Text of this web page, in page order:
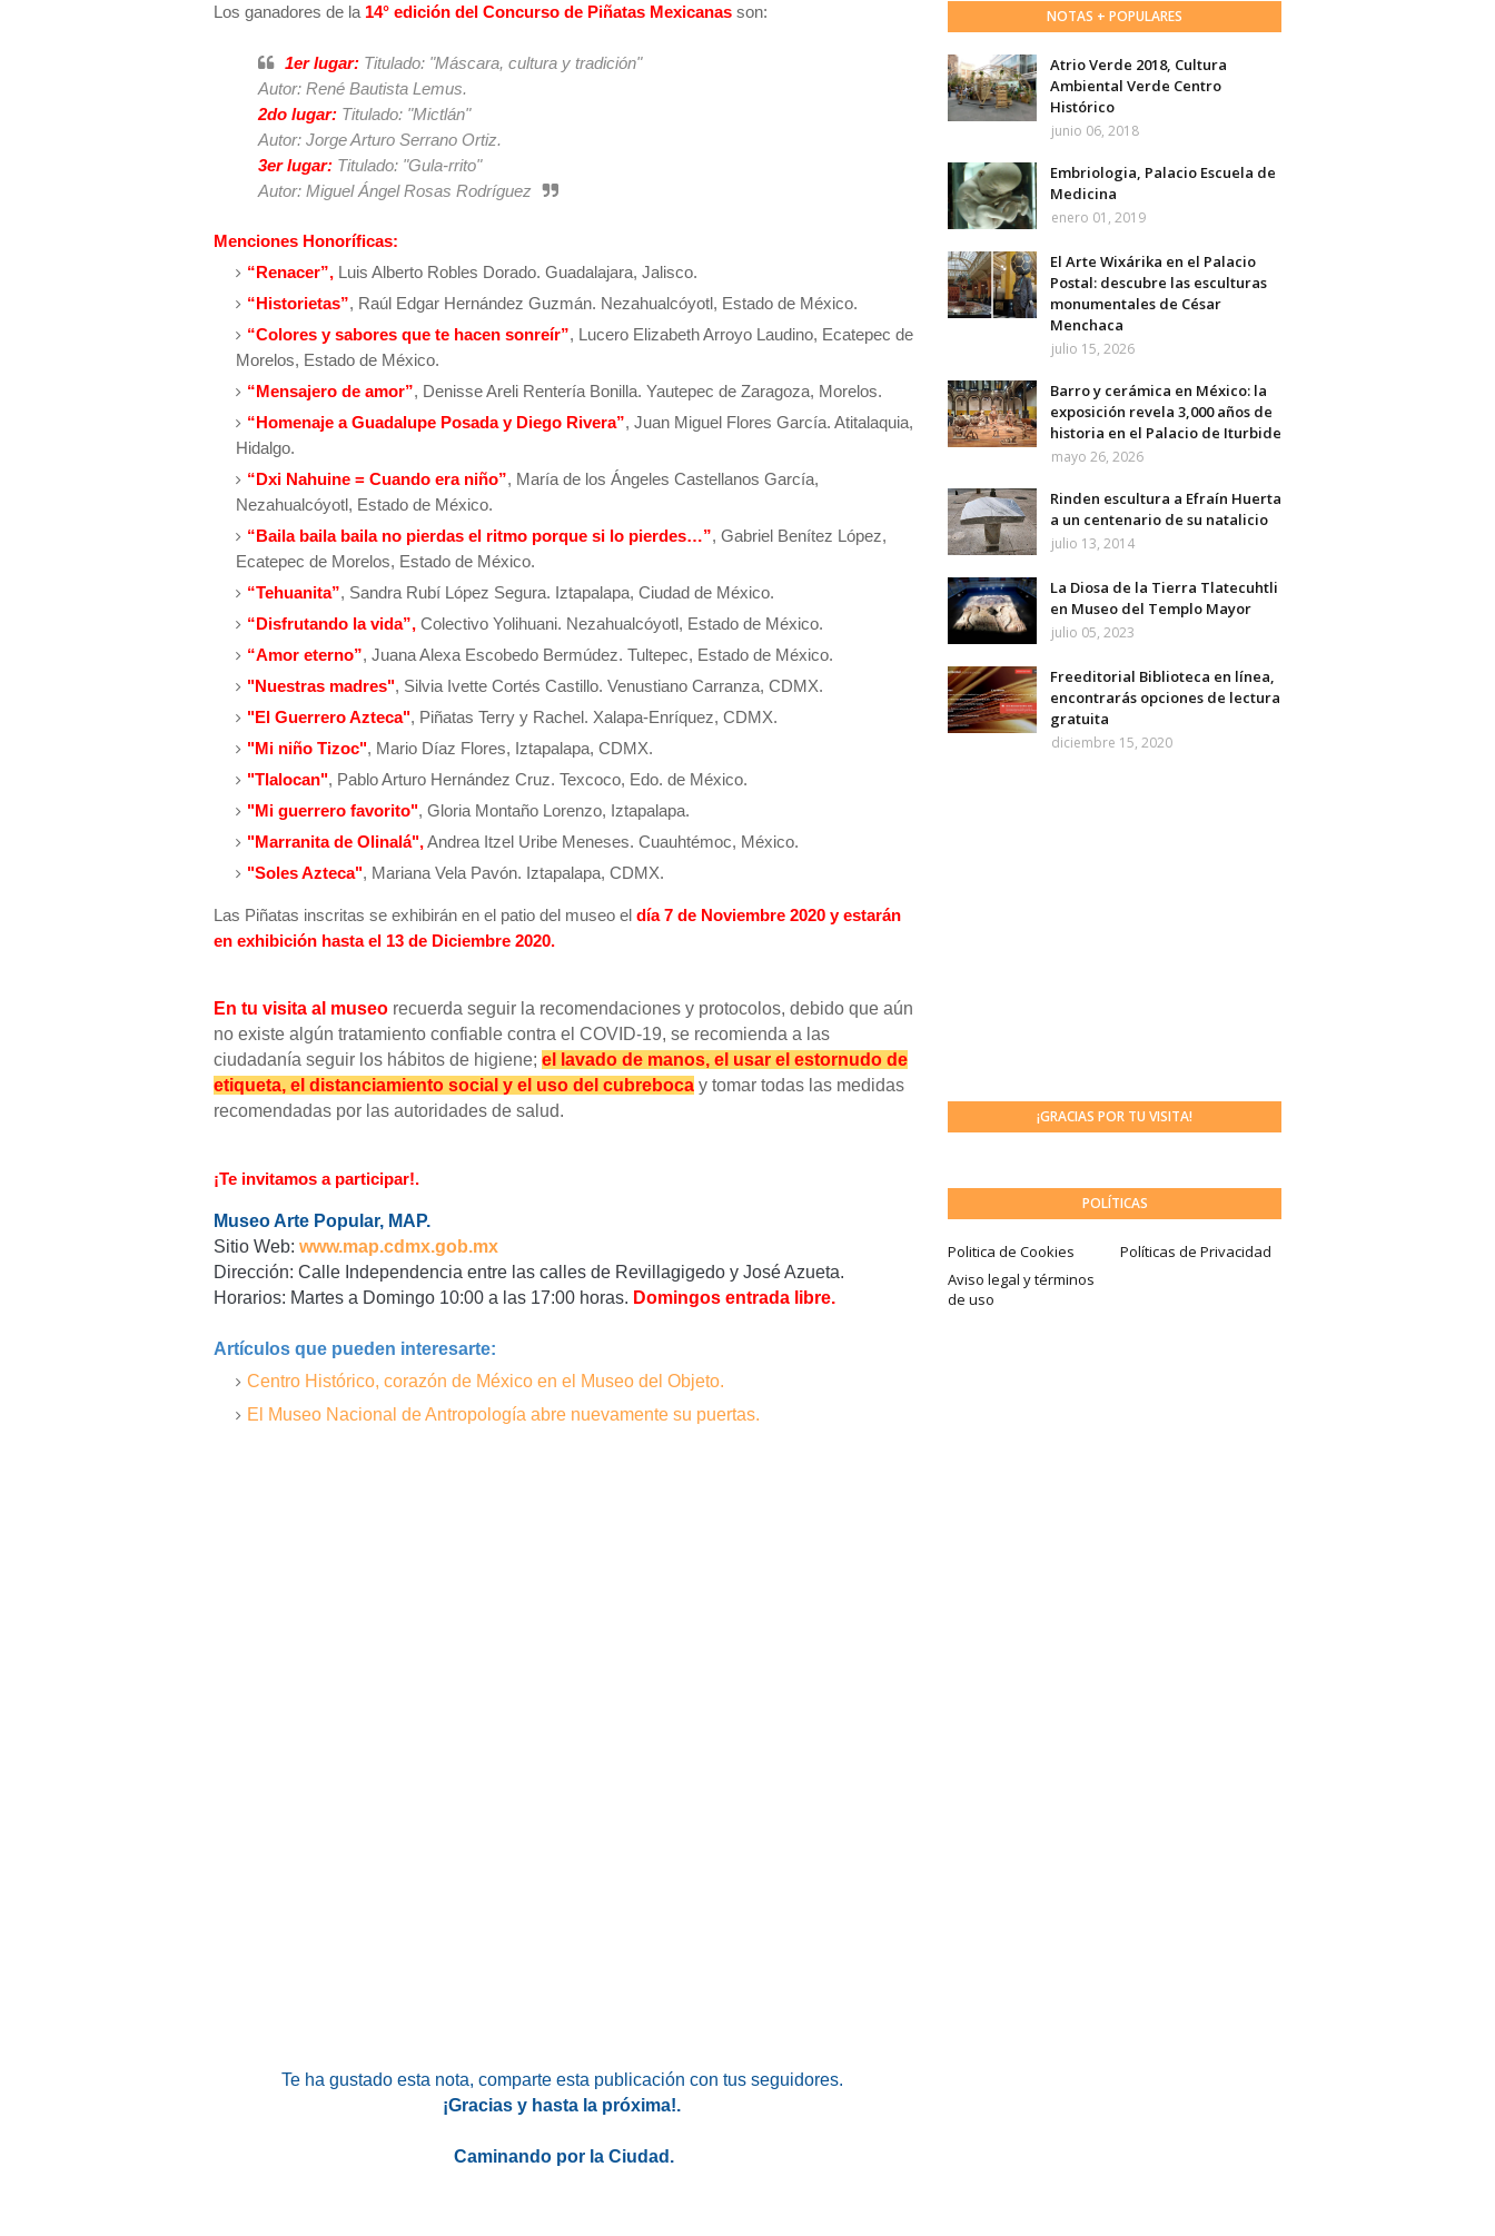
Los ganadores de la 14° edición del Concurso de Piñatas Mexicanas son:
1er lugar: Titulado: "Máscara, cultura y tradición"
Autor: René Bautista Lemus.
2do lugar: Titulado: "Mictlán"
Autor: Jorge Arturo Serrano Ortiz.
3er lugar: Titulado: "Gula-rrito"
Autor: Miguel Ángel Rosas Rodríguez
Menciones Honoríficas:
“Renacer”, Luis Alberto Robles Dorado. Guadalajara, Jalisco.
“Historietas”, Raúl Edgar Hernández Guzmán. Nezahualcóyotl, Estado de México.
“Colores y sabores que te hacen sonreír”, Lucero Elizabeth Arroyo Laudino, Ecatepec de
Morelos, Estado de México.
“Mensajero de amor”, Denisse Areli Rentería Bonilla. Yautepec de Zaragoza, Morelos.
“Homenaje a Guadalupe Posada y Diego Rivera”, Juan Miguel Flores García. Atitalaquia,
Hidalgo.
“Dxi Nahuine = Cuando era niño”, María de los Ángeles Castellanos García,
Nezahualcóyotl, Estado de México.
“Baila baila baila no pierdas el ritmo porque si lo pierdes…”, Gabriel Benítez López,
Ecatepec de Morelos, Estado de México.
“Tehuanita”, Sandra Rubí López Segura. Iztapalapa, Ciudad de México.
“Disfrutando la vida”, Colectivo Yolihuani. Nezahualcóyotl, Estado de México.
“Amor eterno”, Juana Alexa Escobedo Bermúdez. Tultepec, Estado de México.
"Nuestras madres", Silvia Ivette Cortés Castillo. Venustiano Carranza, CDMX.
"El Guerrero Azteca", Piñatas Terry y Rachel. Xalapa-Enríquez, CDMX.
"Mi niño Tizoc", Mario Díaz Flores, Iztapalapa, CDMX.
"Tlalocan", Pablo Arturo Hernández Cruz. Texcoco, Edo. de México.
"Mi guerrero favorito", Gloria Montaño Lorenzo, Iztapalapa.
"Marranita de Olinalá",Andrea Itzel Uribe Meneses. Cuauhtémoc, México.
"Soles Azteca", Mariana Vela Pavón. Iztapalapa, CDMX.
Las Piñatas inscritas se exhibirán en el patio del museo el día 7 de Noviembre 2020 y estarán
en exhibición hasta el 13 de Diciembre 2020.
En tu visita al museo recuerda seguir la recomendaciones y protocolos, debido que aún
no existe algún tratamiento confiable contra el COVID-19, se recomienda a las
ciudadanía seguir los hábitos de higiene; el lavado de manos, el usar el estornudo de
etiqueta, el distanciamiento social y el uso del cubreboca y tomar todas las medidas
recomendadas por las autoridades de salud.
¡Te invitamos a participar!.
Museo Arte Popular, MAP.
Sitio Web: www.map.cdmx.gob.mx
Dirección: Calle Independencia entre las calles de Revillagigedo y José Azueta.
Horarios: Martes a Domingo 10:00 a las 17:00 horas. Domingos entrada libre.
Artículos que pueden interesarte:
Centro Histórico, corazón de México en el Museo del Objeto.
El Museo Nacional de Antropología abre nuevamente su puertas.
Te ha gustado esta nota, comparte esta publicación con tus seguidores.
¡Gracias y hasta la próxima!.
Caminando por la Ciudad.
NOTAS + POPULARES
Atrio Verde 2018, Cultura
Ambiental Verde Centro
Histórico
junio 06, 2018
Embriologia, Palacio Escuela de
Medicina
enero 01, 2019
El Arte Wixárika en el Palacio
Postal: descubre las esculturas
monumentales de César
Menchaca
julio 15, 2026
Barro y cerámica en México: la
exposición revela 3,000 años de
historia en el Palacio de Iturbide
mayo 26, 2026
Rinden escultura a Efraín Huerta
a un centenario de su natalicio
julio 13, 2014
La Diosa de la Tierra Tlatecuhtli
en Museo del Templo Mayor
julio 05, 2023
Freeditorial Biblioteca en línea,
encontrarás opciones de lectura
gratuita
diciembre 15, 2020
¡GRACIAS POR TU VISITA!
POLÍTICAS
Politica de Cookies
Políticas de Privacidad
Aviso legal y términos
de uso